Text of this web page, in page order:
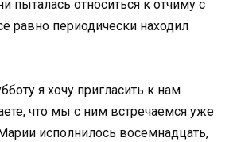
пыталась относиться к отчиму с
равно периодически находил
я хочу пригласить к нам
что мы с ним встречаемся уже
исполнилось восемнадцать,